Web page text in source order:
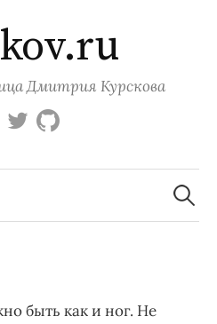
Дмитрия Курскова
https://www.reddit.com
https://twitter.com
https://github.com
Найти:
быть как и ног. Не